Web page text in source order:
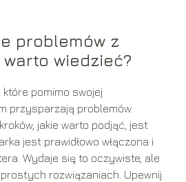
problemów z
wiedzieć?
pomimo swojej
przysparzają problemów.
jakie warto podjąć, jest
jest prawidłowo włączona i
Wydaje się to oczywiste, ale
rozwiązaniach. Upewnij